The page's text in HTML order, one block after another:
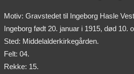
Motiv: Gravstedet til Ingeborg Hasle
Ingeborg født 20. januar i 1915, død 10.
Sted: Middelalderkirkegården.
Felt: 04.
Rekke: 15.